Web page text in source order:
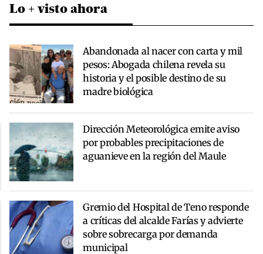
Lo + visto ahora
Abandonada al nacer con carta y mil
pesos: Abogada chilena revela su
historia y el posible destino de su
madre biológica
Dirección Meteorológica emite aviso
por probables precipitaciones de
aguanieve en la región del Maule
Gremio del Hospital de Teno responde
a críticas del alcalde Farías y advierte
sobre sobrecarga por demanda
municipal